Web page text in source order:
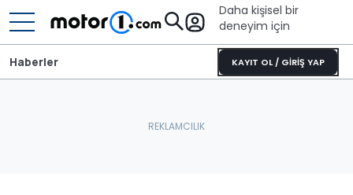
Daha kişisel bir
deneyim için
KAYIT OL / GİRİŞ YAP
Haberler